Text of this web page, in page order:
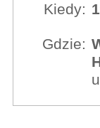
Kiedy:
Gdzie: